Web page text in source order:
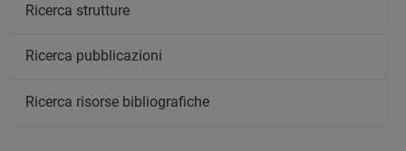
Ricerca strutture
Ricerca pubblicazioni
Ricerca risorse bibliografiche